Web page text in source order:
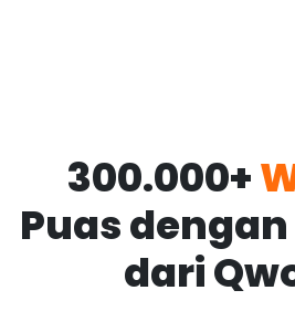
300.000+
Puas
dari